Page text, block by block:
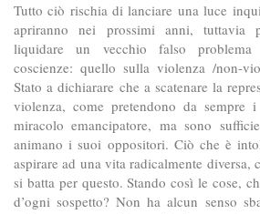
Tutto ciò rischia di lanciare una luce
apriranno nei prossimi anni, tuttavia
liquidare un vecchio falso problema
coscienze: quello sulla violenza /non-
Stato a dichiarare che a scatenare la
violenza, come pretendono da
miracolo emancipatore, ma sono
animano i suoi oppositori. Ciò che è
aspirare ad una vita radicalmente diversa,
si batta per questo. Stando così le cose,
d’ogni sospetto? Non ha alcun senso